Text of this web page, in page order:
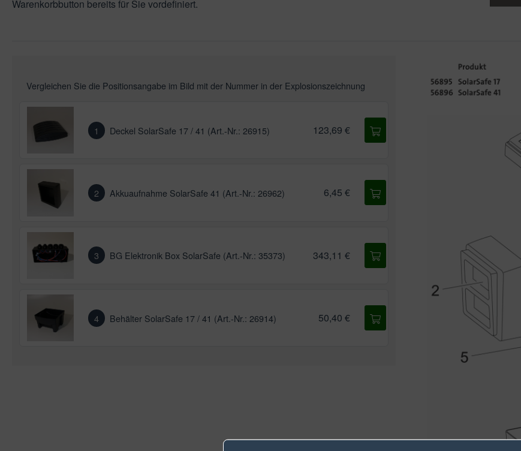
Warenkorbbutton bereits für Sie vordefiniert.
Vergleichen Sie die Positionsangabe im Bild mit der Nummer in der Explosionszeichnung
1 Deckel SolarSafe 17 / 41 (Art.-Nr.: 26915) 123,69 €
2 Akkuaufnahme SolarSafe 41 (Art.-Nr.: 26962) 6,45 €
3 BG Elektronik Box SolarSafe (Art.-Nr.: 35373) 343,11 €
4 Behälter SolarSafe 17 / 41 (Art.-Nr.: 26914) 50,40 €
& Wasserspiele